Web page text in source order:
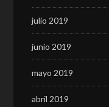
julio 2019
junio 2019
mayo 2019
abril 2019